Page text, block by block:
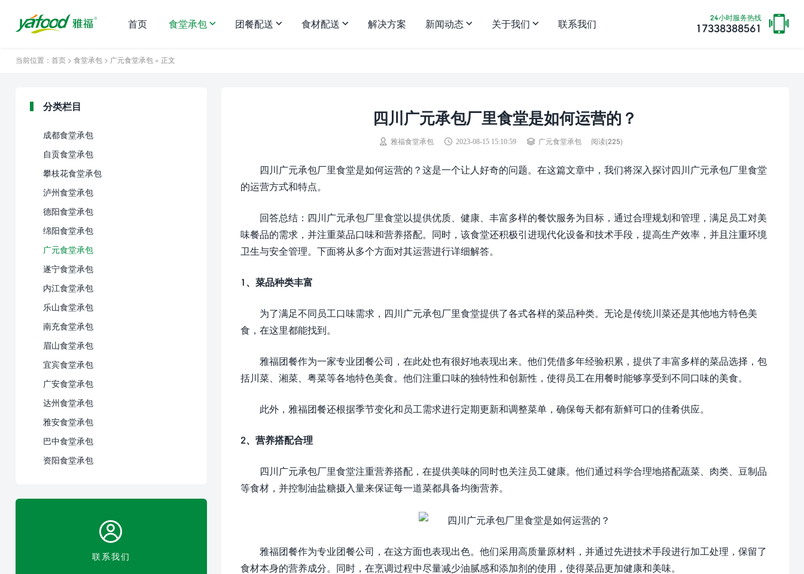
24小时服务热线
17338388561
首页 食堂承包 团餐配送 食材配送 解决方案 新闻动态 关于我们 联系我们
当前位置： 首页> 食堂承包> 广元食堂承包» 正文
四川广元承包厂里食堂是如何运营的？
雅福食堂承包 2023-08-15 15:10:59 广元食堂承包 阅读(225)
四川广元承包厂里食堂是如何运营的？这是一个让人好奇的问题。在这篇文章中，我们将深入探讨四川广元承包厂里食堂
的运营方式和特点。
回答总结：四川广元承包厂里食堂以提供优质、健康、丰富多样的餐饮服务为目标，通过合理规划和管理，满足员工对美
味餐品的需求，并注重菜品口味和营养搭配。同时，该食堂还积极引进现代化设备和技术手段，提高生产效率，并且注重环境
卫生与安全管理。下面将从多个方面对其运营进行详细解答。
1、菜品种类丰富
为了满足不同员工口味需求，四川广元承包厂里食堂提供了各式各样的菜品种类。无论是传统川菜还是其他地方特色美
食，在这里都能找到。
雅福团餐作为一家专业团餐公司，在此处也有很好地表现出来。他们凭借多年经验积累，提供了丰富多样的菜品选择，包
括川菜、湘菜、粤菜等各地特色美食。他们注重口味的独特性和创新性，使得员工在用餐时能够享受到不同口味的美食。
此外，雅福团餐还根据季节变化和员工需求进行定期更新和调整菜单，确保每天都有新鲜可口的佳肴供应。
2、营养搭配合理
四川广元承包厂里食堂注重营养搭配，在提供美味的同时也关注员工健康。他们通过科学合理地搭配蔬菜、肉类、豆制品
等食材，并控制油盐糖摄入量来保证每一道菜都具备均衡营养。
雅福团餐作为专业团餐公司，在这方面也表现出色。他们采用高质量原材料，并通过先进技术手段进行加工处理，保留了
食材本身的营养成分。同时，在烹调过程中尽量减少油腻感和添加剂的使用，使得菜品更加健康和美味。
分类栏目
成都食堂承包
自贡食堂承包
攀枝花食堂承包
泸州食堂承包
德阳食堂承包
绵阳食堂承包
广元食堂承包
遂宁食堂承包
内江食堂承包
乐山食堂承包
南充食堂承包
眉山食堂承包
宜宾食堂承包
广安食堂承包
达州食堂承包
雅安食堂承包
巴中食堂承包
资阳食堂承包
联系我们